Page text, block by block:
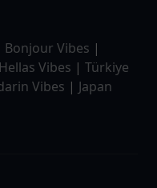
Bonjour Vibes |
Hellas Vibes | Türkiye
Vibes | Japan